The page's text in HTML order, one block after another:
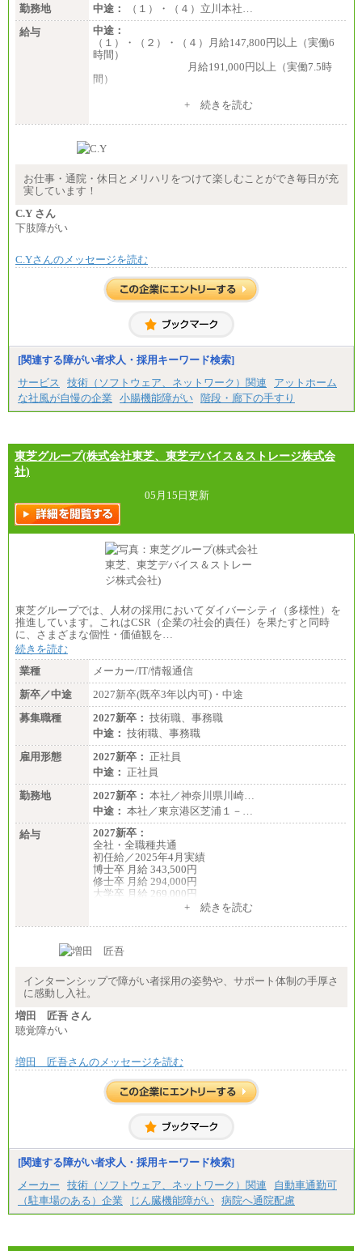
勤務地 中途：
（１）・（４）立川本社…
給与
中途：
（１）・（２）・（４）月給147,800円以上（実働6
時間）
月給191,000円以上（実働7.5時
間）
（３）月給191,000円以上（実働7.5時間）
（５）月給147,800円以上（実働6時間）
時給 1,226円（実働4.5時間）
間額換算額）
・退職金相当手当 37円
+ 続きを読む
お仕事・通院・休日とメリハリをつけて楽しむことができ毎日が充
実しています！
C.Y さん
下肢障がい
C.Yさんのメッセージを読む
[関連する障がい者求人・採用キーワード検索]
サービス
技術（ソフトウェア、ネットワーク）関連
アットホーム
な社風が自慢の企業
小腸機能障がい 階段・廊下の手すり
東芝グループ(株式会社東芝、東芝デバイス＆ストレージ株式会
社)
05月15日更新
東芝グループでは、人材の採用においてダイバーシティ（多様性）を
推進しています。これはCSR（企業の社会的責任）を果たすと同時
に、さまざまな個性・価値観を…
続きを読む
業種
メーカー/IT/情報通信
新卒／中途
2027新卒(既卒3年以内可)・中途
募集職種
2027新卒： 技術職、事務職
中途： 技術職、事務職
雇用形態
2027新卒： 正社員
中途： 正社員
勤務地
2027新卒： 本社／神奈川県川崎…
中途： 本社／東京港区芝浦１－…
給与
2027新卒：
全社・全職種共通
初任給／2025年4月実績
博士卒 月給 343,500円
修士卒 月給 294,000円
大学卒 月給 269,000円
※試用期間の給与に変更はございません
中途：
す。
+ 続きを読む
インターンシップで障がい者採用の姿勢や、サポート体制の手厚さ
に感動し入社。
増田 匠吾 さん
聴覚障がい
増田 匠吾さんのメッセージを読む
[関連する障がい者求人・採用キーワード検索]
メーカー
技術（ソフトウェア、ネットワーク）関連
自動車通勤可
（駐車場のある）企業
じん臓機能障がい 病院へ通院配慮